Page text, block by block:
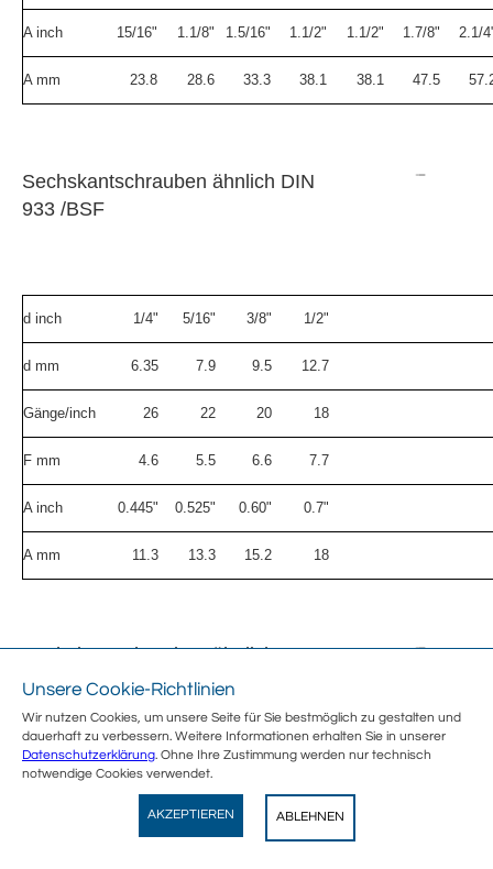
A inch 15/16" 1.1/8" 1.5/16" 1.1/2" 1.1/2" 1.7/8" 2.1/
A mm 23.8 28.6 33.3 38.1 38.1 47.5
Sechskantschrauben ähnlich DIN
933 /BSF
d inch 1/4" 5/16" 3/8" 1/2"
d mm 6.35 7.9 9.5 12.7
Gänge/inch 26 22 20 18
F mm 4.6 5.5 6.6 7.7
A inch 0.445" 0.525" 0.60" 0.7"
A mm 11.3 13.3 15.2 18
Sechskantschrauben ähnlich DIN
933 /BSW
Wegertseder
GRATIS - Im Play Store
Unsere Cookie-Richtlinien
Wir nutzen Cookies, um unsere Seite für Sie bestmöglich zu gestalten und
dauerhaft zu verbessern. Weitere Informationen erhalten Sie in unserer
Datenschutzerklärung. Ohne Ihre Zustimmung werden nur technisch
notwendige Cookies verwendet.
AKZEPTIEREN ABLEHNEN